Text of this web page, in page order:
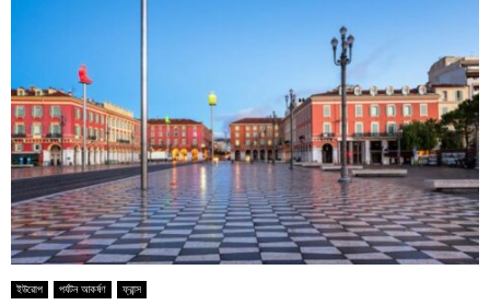
ইউরোপ পর্যটন আকর্ষণ ফ্রান্স